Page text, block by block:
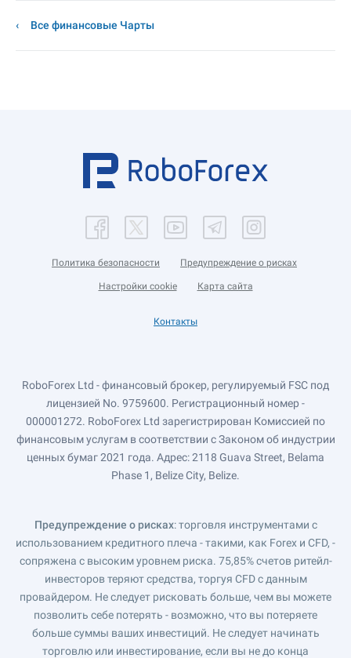
Все финансовые Чарты
Политика безопасности Предупреждение о рисках
Настройки cookie Карта сайта
Контакты
RoboForex Ltd - финансовый брокер, регулируемый FSC под
лицензией No. 9759600. Регистрационный номер -
000001272. RoboForex Ltd зарегистрирован Комиссией по
финансовым услугам в соответствии с Законом об индустрии
ценных бумаг 2021 года. Адрес: 2118 Guava Street, Belama
Phase 1, Belize City, Belize.
Предупреждение о рисках: торговля инструментами с
использованием кредитного плеча - такими, как Forex и CFD, -
сопряжена с высоким уровнем риска. 75,85% счетов ритейл-
инвесторов теряют средства, торгуя CFD с данным
провайдером. Не следует рисковать больше, чем вы можете
позволить себе потерять - возможно, что вы потеряете
больше суммы ваших инвестиций. Не следует начинать
торговлю или инвестирование, если вы не до конца